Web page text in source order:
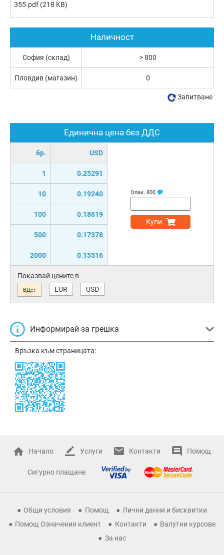
355.pdf (218 KB)
Единична цена без ДДС
бр. USD
1 0.25291
10 0.19240
100 0.18619
500 0.17378
2000 0.15516
Опак. 800
Купи
Показвай цените в
ВДст EUR USD
Информирай за грешка
Връзка към страницата:
Наличност
София (склад) > 800
Пловдив (магазин) 0
Запитване
Начало Услуги Контакти Помощ
Сигурно плащане
Общи условия Помощ
Лични данни и бисквитки
Помощ Означения клиент
Контакти
Валутни курсове
За нас